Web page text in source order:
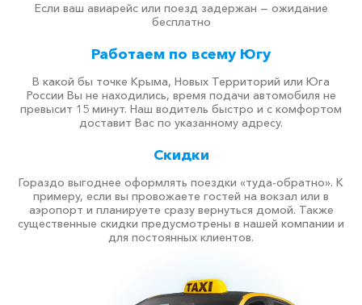
Если ваш авиарейс или поезд задержан — ожидание
бесплатно
Работаем по всему Югу
В какой бы точке Крыма, Новых Территорий или Юга
России Вы не находились, время подачи автомобиля не
превысит 15 минут. Наш водитель быстро и с комфортом
доставит Вас по указанному адресу.
Скидки
Гораздо выгоднее оформлять поездки «туда-обратно». К
примеру, если вы провожаете гостей на вокзал или в
аэропорт и планируете сразу вернуться домой. Также
существенные скидки предусмотрены в нашей компании и
для постоянных клиентов.